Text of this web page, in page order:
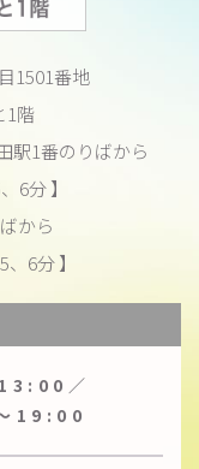
1501番地
1階
駅1番のりばから
6分 】
から
6分 】
／
19:00